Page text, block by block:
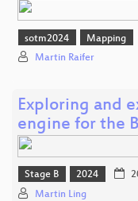
sotm2024 Mapping
Martin Raifer
Exploring and
engine for the
Stage B 2024
Martin Ling